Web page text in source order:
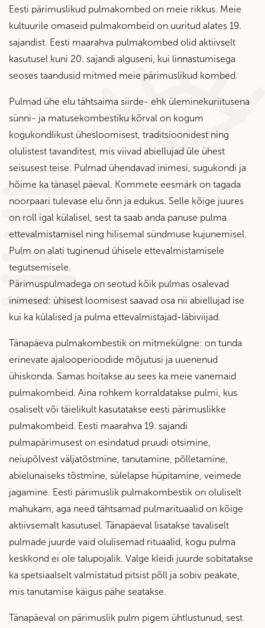
Eesti pärimuslikud pulmakombed on meie rikkus. Meie
kultuurile omaseid pulmakombeid on uuritud alates 19.
sajandist. Eesti maarahva pulmakombed olid aktiivselt
kasutusel kuni 20. sajandi alguseni, kui linnastumisega
seoses taandusid mitmed meie pärimuslikud kombed.
Pulmad ühe elu tähtsaima siirde- ehk üleminekuriitusena
sünni- ja matusekombestiku kõrval on kogum
kogukondlikust ühesloomisest, traditsioonidest ning
olulistest tavanditest, mis viivad abiellujad üle ühest
seisusest teise. Pulmad ühendavad inimesi, sugukondi ja
hõime ka tänasel päeval. Kommete eesmärk on tagada
noorpaari tulevase elu õnn ja edukus. Selle kõige juures
on roll igal külalisel, sest ta saab anda panuse pulma
ettevalmistamisel ning hilisemal sündmuse kujunemisel.
Pulm on alati tuginenud ühisele ettevalmistamisele
tegutsemisele.
Pärimuspulmadega on seotud kõik pulmas osalevad
inimesed: ühisest loomisest saavad osa nii abiellujad ise
kui ka külalised ja pulma ettevalmistajad-läbiviijad.
Tänapäeva pulmakombestik on mitmekülgne: on tunda
erinevate ajalooperioodide mõjutusi ja uuenenud
ühiskonda. Samas hoitakse au sees ka meie vanemaid
pulmakombeid. Aina rohkem korraldatakse pulmi, kus
osaliselt või täielikult kasutatakse eesti pärimuslikke
pulmakombeid. Eesti maarahva 19. sajandi
pulmapärimusest on esindatud pruudi otsimine,
neiupõlvest väljatõstmine, tanutamine, põlletamine,
abielunaiseks tõstmine, sülelapse hüpitamine, veimede
jagamine. Eesti pärimuslik pulmakombestik on oluliselt
mahukam, aga need tähtsamad pulmarituaalid on kõige
aktiivsemalt kasutusel. Tänapäeval lisatakse tavaliselt
pulmade juurde vaid olulisemad rituaalid, kogu pulma
keskkond ei ole talupojalik. Valge kleidi juurde sobitatakse
ka spetsiaalselt valmistatud pitsist põll ja sobiv peakate,
mis tanutamise käigus pähe seatakse.
Tänapäeval on pärimuslik pulm pigem ühtlustunud, sest